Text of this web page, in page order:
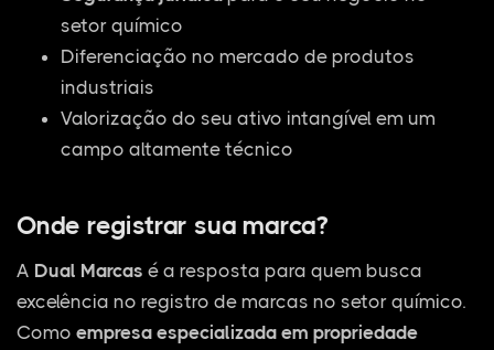
setor químico
Diferenciação no mercado de produtos
industriais
Valorização do seu ativo intangível em um
campo altamente técnico
Onde registrar sua marca?
A Dual Marcas é a resposta para quem busca
excelência no registro de marcas no setor químico.
Como empresa especializada em propriedade